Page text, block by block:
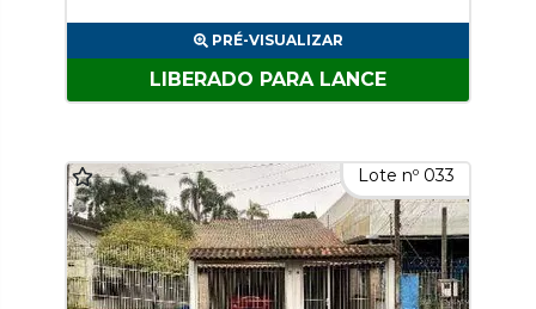
PRÉ-VISUALIZAR
LIBERADO PARA LANCE
Lote nº 033